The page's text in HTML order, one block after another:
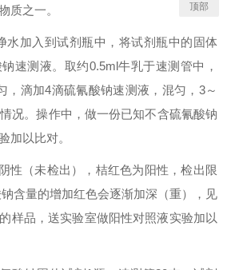
质之一。
水加入到试剂瓶中，将试剂瓶中的固体
速测液。取约0.5ml牛乳于速测管中，
，滴加4滴硫氰酸钠速测液，混匀，3～
况。操作中，做一份已知不含硫氰酸钠
加以比对。
性（未检出），桔红色为阳性，检出限
含量的增加红色会逐渐加深（重），见
样品，送实验室做阳性对照液实验加以
顶部